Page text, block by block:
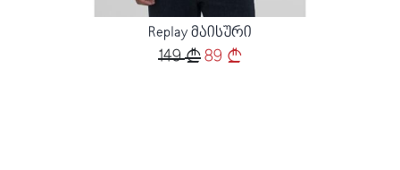
Replay მაისური
149 89